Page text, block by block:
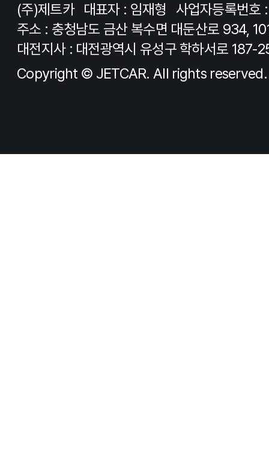
(주)제트카 대표자 : 임재형
사업자등록번
주소 : 충청남도 금산 복수면 대둔산로 934,
대전지사 : 대전광역시 유성구 학하서로 187-
Copyright © JETCAR. All rights reserved.